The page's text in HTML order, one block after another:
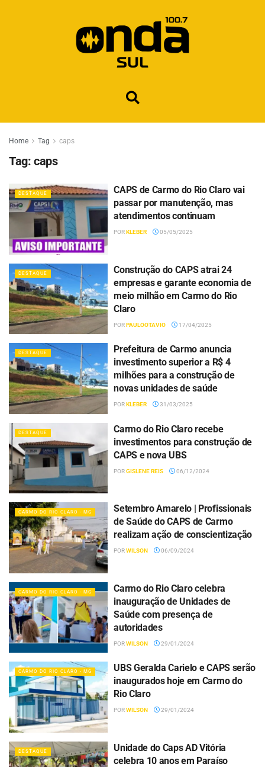
Home Tag caps
Tag: caps
DESTAQUE
CAPS de Carmo do Rio Claro vai
passar por manutenção, mas
atendimentos continuam
PORKLEBER 05/05/2025
DESTAQUE
Construção do CAPS atrai 24
empresas e garante economia de
meio milhão em Carmo do Rio
Claro
PORPAULOOTAVIO 17/04/2025
DESTAQUE
Prefeitura de Carmo anuncia
investimento superior a R$ 4
milhões para a construção de
novas unidades de saúde
PORKLEBER 31/03/2025
DESTAQUE
Carmo do Rio Claro recebe
investimentos para construção de
CAPS e nova UBS
PORGISLENE REIS 06/12/2024
CARMO DO RIO CLARO - MG
Setembro Amarelo | Profissionais
de Saúde do CAPS de Carmo
realizam ação de conscientização
PORWILSON 06/09/2024
CARMO DO RIO CLARO - MG
Carmo do Rio Claro celebra
inauguração de Unidades de
Saúde com presença de
autoridades
PORWILSON 29/01/2024
CARMO DO RIO CLARO - MG
UBS Geralda Carielo e CAPS serão
inaugurados hoje em Carmo do
Rio Claro
PORWILSON 29/01/2024
DESTAQUE
Unidade do Caps AD Vitória
celebra 10 anos em Paraíso